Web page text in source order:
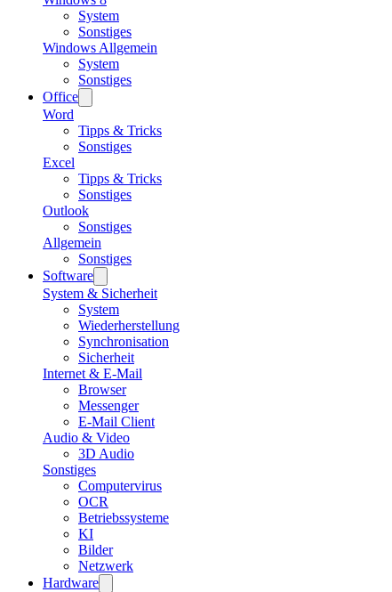
System
Sonstiges
Windows Allgemein
System
Sonstiges
Office
Word
Tipps & Tricks
Sonstiges
Excel
Tipps & Tricks
Sonstiges
Outlook
Sonstiges
Allgemein
Sonstiges
Software
System & Sicherheit
System
Wiederherstellung
Synchronisation
Sicherheit
Internet & E-Mail
Browser
Messenger
E-Mail Client
Audio & Video
3D Audio
Sonstiges
Computervirus
OCR
Betriebssysteme
KI
Bilder
Netzwerk
Hardware